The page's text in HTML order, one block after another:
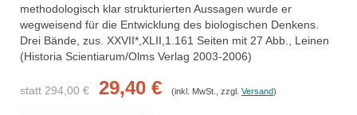
methodologisch klar strukturierten Aussagen wurde er
wegweisend für die Entwicklung des biologischen Denkens.
Drei Bände, zus. XXVII*,XLII,1.161 Seiten mit 27 Abb., Leinen
(Historia Scientiarum/Olms Verlag 2003-2006)
statt 294,00 € 29,40 € (inkl. MwSt., zzgl. Versand)